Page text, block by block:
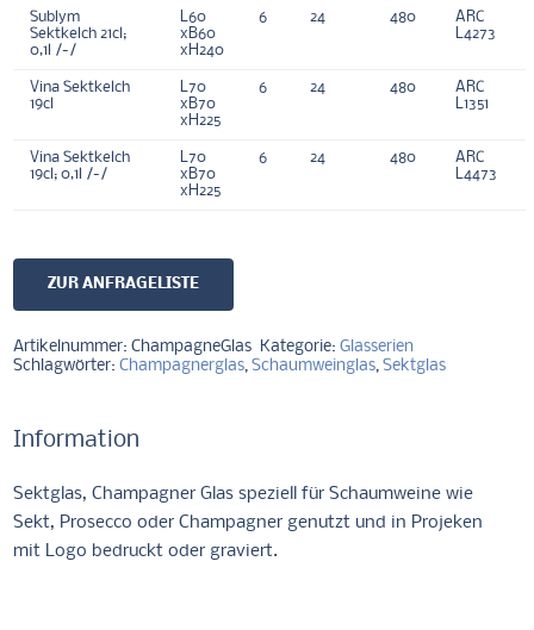
Sublym
Sektkelch 21cl;
0,1l /-/
L60
xB60
xH240
6 24 480
ARC
L4273
Vina Sektkelch
19cl
L70
xB70
xH225
6 24 480
ARC
L1351
Vina Sektkelch
19cl; 0,1l /-/
L70
xB70
xH225
6 24 480
ARC
L4473
ZUR ANFRAGELISTE
Artikelnummer:ChampagneGlas Kategorie:Glasserien
Schlagwörter:Champagnerglas,Schaumweinglas,Sektglas
Information
Sektglas, Champagner Glas speziell für Schaumweine wie
Sekt, Prosecco oder Champagner genutzt und in Projeken
mit Logo bedruckt oder graviert.